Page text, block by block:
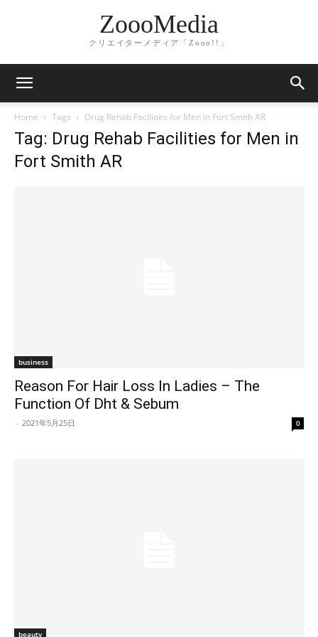
ZoooMedia
クリエイターメディア「Zooo!!」
Home Tags Drug Rehab Facilities for Men in Fort Smith AR
Tag: Drug Rehab Facilities for Men in
Fort Smith AR
business
Reason For Hair Loss In Ladies – The
Function Of Dht & Sebum
- 2021年5月25日 0
beauty